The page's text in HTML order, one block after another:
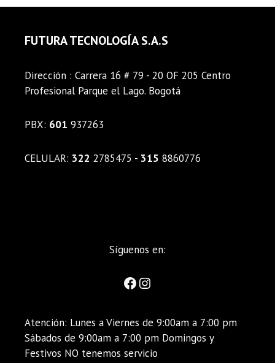
FUTURA TECNOLOGÍA S.A.S
Dirección : Carrera 16 # 79 - 20 OF 205 Centro
Profesional Parque el Lago. Bogotá
PBX: 601 937263
CELULAR: 322 2785475 - 315 8860776
Síguenos en:
Atención: Lunes a Viernes de 9:00am a 7:00 pm
Sábados de 9:00am a 7:00 pm Domingos y
Festivos NO tenemos servicio